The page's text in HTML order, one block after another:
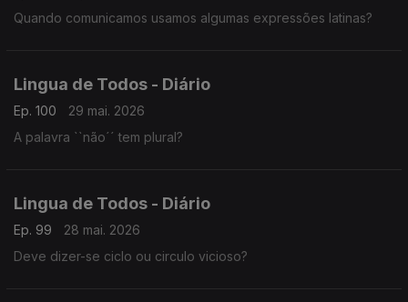
Quando comunicamos usamos algumas expressões latinas?
Lingua de Todos - Diário
Ep. 100
29 mai. 2026
A palavra ``não´´ tem plural?
Lingua de Todos - Diário
Ep. 99
28 mai. 2026
Deve dizer-se ciclo ou circulo vicioso?